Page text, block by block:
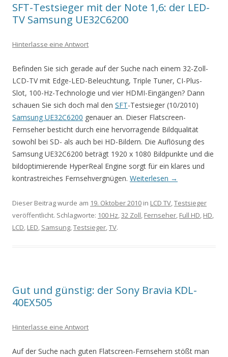
SFT-Testsieger mit der Note 1,6: der LED-
TV Samsung UE32C6200
Hinterlasse eine Antwort
Befinden Sie sich gerade auf der Suche nach einem 32-Zoll-
LCD-TV mit Edge-LED-Beleuchtung, Triple Tuner, CI-Plus-
Slot, 100-Hz-Technologie und vier HDMI-Eingängen? Dann
schauen Sie sich doch mal den SFT-Testsieger (10/2010)
Samsung UE32C6200 genauer an. Dieser Flatscreen-
Fernseher besticht durch eine hervorragende Bildqualität
sowohl bei SD- als auch bei HD-Bildern. Die Auflösung des
Samsung UE32C6200 beträgt 1920 x 1080 Bildpunkte und die
bildoptimierende HyperReal Engine sorgt für ein klares und
kontrastreiches Fernsehvergnügen. Weiterlesen →
Dieser Beitrag wurde am 19. Oktober 2010 in LCD TV,Testsieger
veröffentlicht. Schlagworte: 100 Hz,32 Zoll, Fernseher, Full HD, HD,
LCD, LED, Samsung,Testsieger,TV.
Gut und günstig: der Sony Bravia KDL-
40EX505
Hinterlasse eine Antwort
Auf der Suche nach guten Flatscreen-Fernsehern stößt man